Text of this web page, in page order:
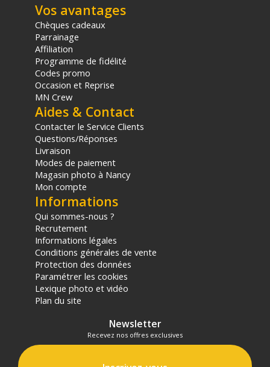
Vos avantages
Chèques cadeaux
Parrainage
Affiliation
Programme de fidélité
Codes promo
Occasion et Reprise
MN Crew
Aides & Contact
Contacter le Service Clients
Questions/Réponses
Livraison
Modes de paiement
Magasin photo à Nancy
Mon compte
Informations
Qui sommes-nous ?
Recrutement
Informations légales
Conditions générales de vente
Protection des données
Paramétrer les cookies
Lexique photo et vidéo
Plan du site
Newsletter
Recevez nos offres exclusives